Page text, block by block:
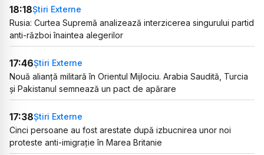
18:18Știri Externe
Rusia: Curtea Supremă analizează interzicerea singurului partid
anti-război înaintea alegerilor
17:46Știri Externe
Nouă alianță militară în Orientul Mijlociu. Arabia Saudită, Turcia
și Pakistanul semnează un pact de apărare
17:38Știri Externe
Cinci persoane au fost arestate după izbucnirea unor noi
proteste anti-imigrație în Marea Britanie